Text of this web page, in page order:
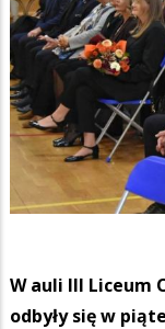
W auli III Liceum
odbyły się w